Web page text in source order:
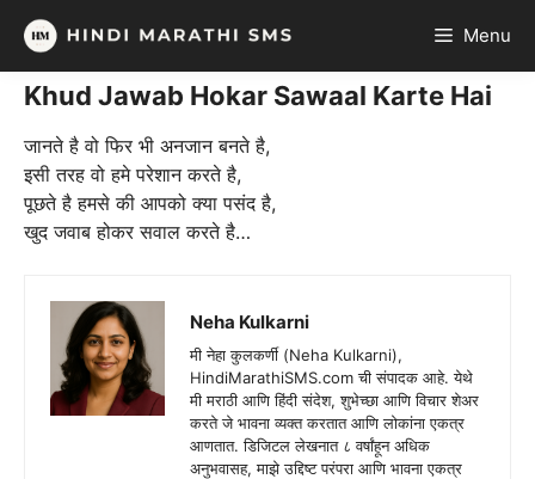
Skip
content
Menu
Khud Jawab Hokar Sawaal Karte Hai
जानते है वो फिर भी अनजान बनते है,
इसी तरह वो हमे परेशान करते है,
पूछते है हमसे की आपको क्या पसंद है,
खुद जवाब होकर सवाल करते है…
Neha Kulkarni
मी नेहा कुलकर्णी (Neha Kulkarni),
HindiMarathiSMS.com ची संपादक आहे. येथे
मी मराठी आणि हिंदी संदेश, शुभेच्छा आणि विचार शेअर
करते जे भावना व्यक्त करतात आणि लोकांना एकत्र
आणतात. डिजिटल लेखनात ८ वर्षांहून अधिक
अनुभवासह, माझे उद्दिष्ट परंपरा आणि भावना एकत्र